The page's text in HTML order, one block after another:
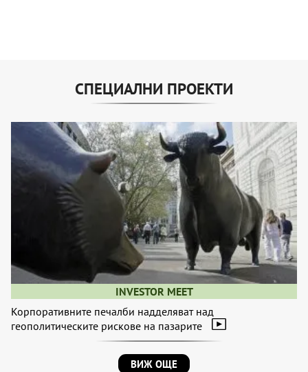
СПЕЦИАЛНИ ПРОЕКТИ
INVESTOR MEET
Корпоративните печалби надделяват над
геополитическите рискове на пазарите
ВИЖ ОЩЕ